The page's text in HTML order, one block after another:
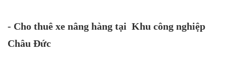
- Cho thuê xe nâng hàng tại Khu công nghiệp
Châu Đức